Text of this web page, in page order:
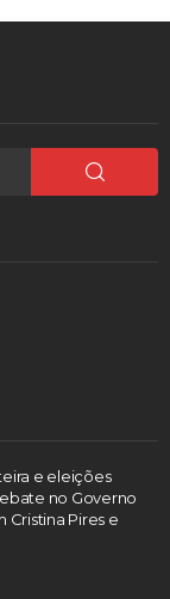
e eleições
no Governo
Cristina Pires e